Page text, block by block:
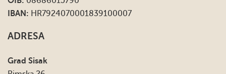
IBAN: HR7924070001839100007
ADRESA
Grad Sisak